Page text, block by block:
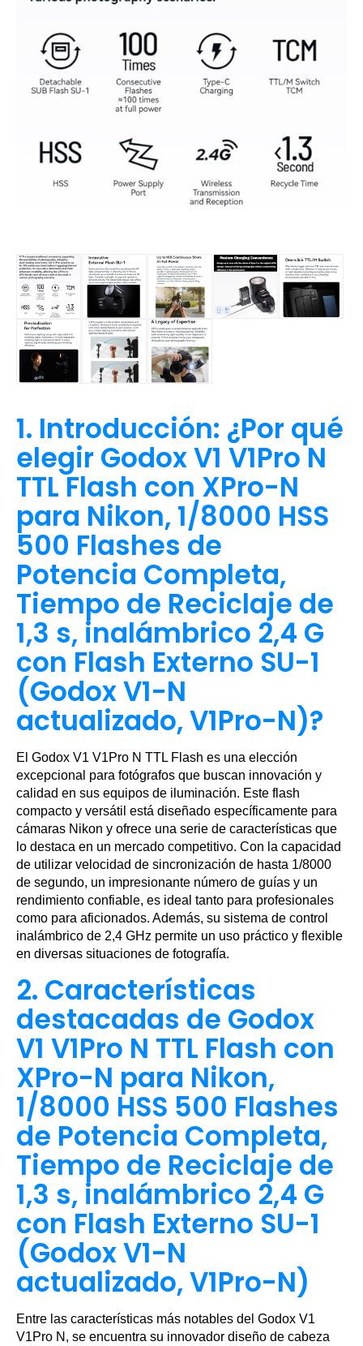
1. Introducción: ¿Por qué
elegir Godox V1 V1Pro N
TTL Flash con XPro-N
para Nikon, 1/8000 HSS
500 Flashes de
Potencia Completa,
Tiempo de Reciclaje de
1,3 s, inalámbrico 2,4 G
con Flash Externo SU-1
(Godox V1-N
actualizado, V1Pro-N)?
El Godox V1 V1Pro N TTL Flash es una elección
excepcional para fotógrafos que buscan innovación y
calidad en sus equipos de iluminación. Este flash
compacto y versátil está diseñado específicamente para
cámaras Nikon y ofrece una serie de características que
lo destaca en un mercado competitivo. Con la capacidad
de utilizar velocidad de sincronización de hasta 1/8000
de segundo, un impresionante número de guías y un
rendimiento confiable, es ideal tanto para profesionales
como para aficionados. Además, su sistema de control
inalámbrico de 2,4 GHz permite un uso práctico y flexible
en diversas situaciones de fotografía.
2. Características
destacadas de Godox
V1 V1Pro N TTL Flash con
XPro-N para Nikon,
1/8000 HSS 500 Flashes
de Potencia Completa,
Tiempo de Reciclaje de
1,3 s, inalámbrico 2,4 G
con Flash Externo SU-1
(Godox V1-N
actualizado, V1Pro-N)
Entre las características más notables del Godox V1
V1Pro N, se encuentra su innovador diseño de cabeza